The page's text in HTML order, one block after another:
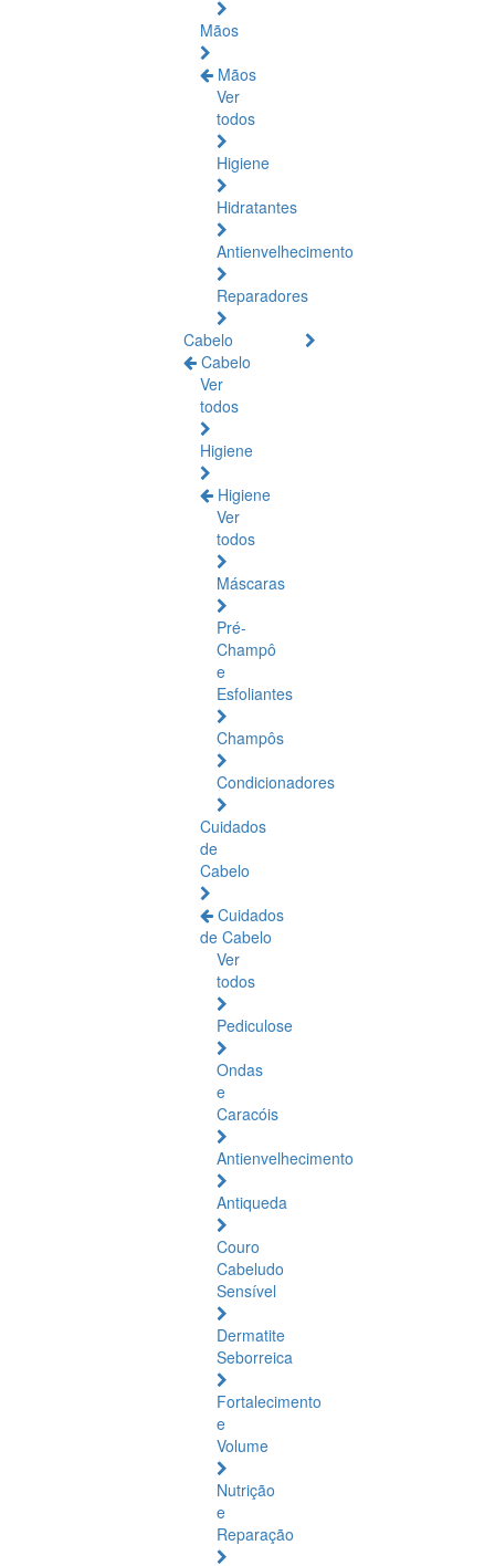
Mãos
Mãos
Ver
todos
Higiene
Hidratantes
Antienvelhecimento
Reparadores
Cabelo
Cabelo
Ver
todos
Higiene
Higiene
Ver
todos
Máscaras
Pré-
Champô
e
Esfoliantes
Champôs
Condicionadores
Cuidados
de
Cabelo
Cuidados
de Cabelo
Ver
todos
Pediculose
Ondas
e
Caracóis
Antienvelhecimento
Antiqueda
Couro
Cabeludo
Sensível
Dermatite
Seborreica
Fortalecimento
e
Volume
Nutrição
e
Reparação